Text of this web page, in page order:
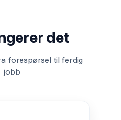
det
forespørsel til ferdig
jobb